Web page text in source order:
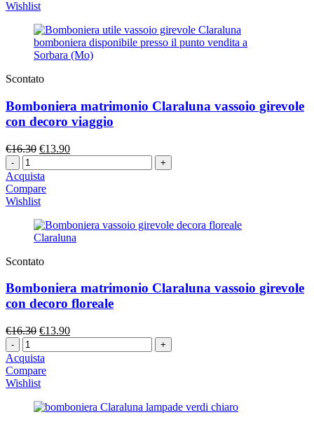
era:
Wishlist
Scontato
Bomboniera matrimonio Claraluna vassoio girevole
con decoro viaggio
€16.30 Il
originale
era:
€16.30.
€13.90Il
attuale
Quantità
Acquista
Compare
Wishlist
Scontato
Bomboniera matrimonio Claraluna vassoio girevole
con decoro floreale
€16.30 Il
originale
era:
€16.30.
€13.90Il
attuale
Quantità
Acquista
Compare
Wishlist